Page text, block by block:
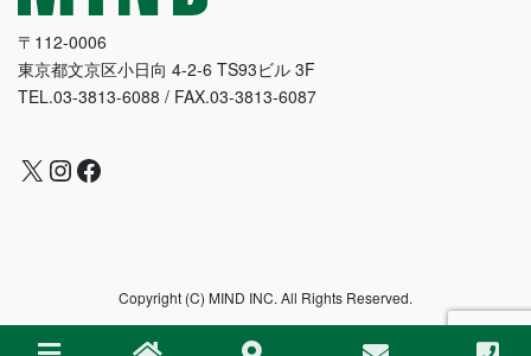
〒112-0006
東京都文京区小日向 4-2-6 TS93ビル 3F
TEL.03-3813-6088 / FAX.03-3813-6087
X Instagram
Facebook
Copyright (C) MIND INC. All Rights Reserved.